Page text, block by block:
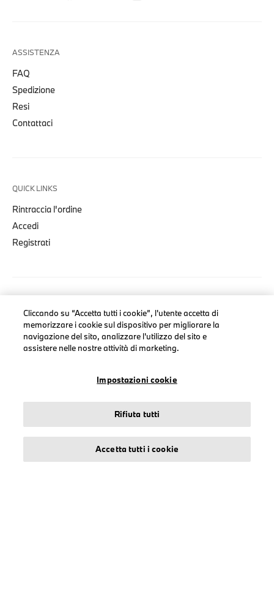
ASSISTENZA
FAQ
Spedizione
Resi
Contattaci
QUICK LINKS
Rintraccia l'ordine
Accedi
Registrati
COLLEZIONI
Uomo
Donna
Cliccando su “Accetta tutti i cookie”, l'utente accetta di
memorizzare i cookie sul dispositivo per migliorare la
navigazione del sito, analizzare l'utilizzo del sito e
assistere nelle nostre attività di marketing.
Impostazioni cookie
Rifiuta tutti
Accetta tutti i cookie